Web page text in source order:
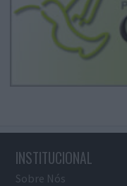
INSTITUCIONAL
Sobre Nós